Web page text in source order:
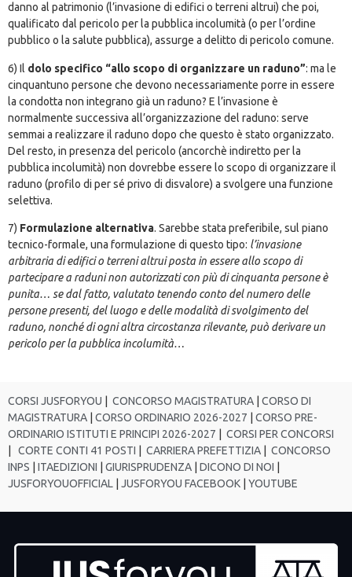
danno al patrimonio (l’invasione di edifici o terreni altrui) che poi,
qualificato dal pericolo per la pubblica incolumità (o per l’ordine
pubblico o la salute pubblica), assurge a delitto di pericolo comune.
6) Il dolo specifico “allo scopo di organizzare un raduno”: ma le
cinquantuno persone che devono necessariamente porre in essere
la condotta non integrano già un raduno? E l’invasione è
normalmente successiva all’organizzazione del raduno: serve
semmai a realizzare il raduno dopo che questo è stato organizzato.
Del resto, in presenza del pericolo (ancorchè indiretto per la
pubblica incolumità) non dovrebbe essere lo scopo di organizzare il
raduno (profilo di per sé privo di disvalore) a svolgere una funzione
selettiva.
7) Formulazione alternativa. Sarebbe stata preferibile, sul piano
tecnico-formale, una formulazione di questo tipo: l’invasione
arbitraria di edifici o terreni altrui posta in essere allo scopo di
partecipare a raduni non autorizzati con più di cinquanta persone è
punita… se dal fatto, valutato tenendo conto del numero delle
persone presenti, del luogo e delle modalità di svolgimento del
raduno, nonché di ogni altra circostanza rilevante, può derivare un
pericolo per la pubblica incolumità…
CORSI JUSFORYOU CONCORSO MAGISTRATURA
CORSO DI
MAGISTRATURA
CORSO ORDINARIO 2026-2027
CORSO PRE-
ORDINARIO ISTITUTI E PRINCIPI 2026-2027
CORSI PER CONCORSI
CORTE CONTI 41 POSTI CARRIERA PREFETTIZIA
CONCORSO
INPS
ITAEDIZIONI GIURISPRUDENZA DICONO DI NOI
JUSFORYOUOFFICIAL
JUSFORYOU FACEBOOK YOUTUBE